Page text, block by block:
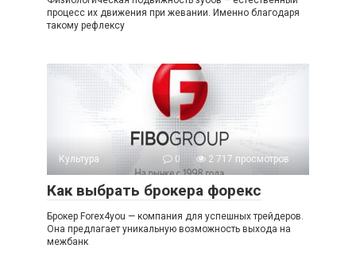
процесс их движения при жевании. Именно благодаря
такому рефлексу
Культура 0 2 717 просмотров
Как выбрать брокера форекс
Брокер Forex4you — компания для успешных трейдеров.
Она предлагает уникальную возможность выхода на
межбанк